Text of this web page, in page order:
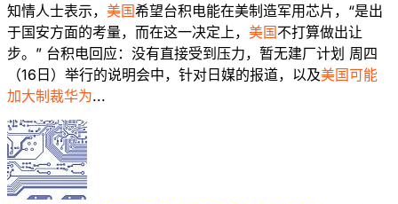
知情人士表示， 美国希望台积电能在美制造军用芯片，“是出
于国安方面的考量，而在这一决定上， 美国不打算做出让
步。” 台积电回应：没有直接受到压力，暂无建厂计划 周四
（16日）举行的说明会中，针对日媒的报道，以及美国可能
加大制裁华为...